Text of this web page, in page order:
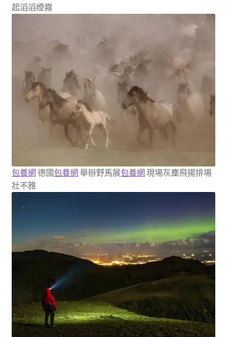
起滔滔煙霧
包養網 德國包養網 舉辦野馬展包養網 現場灰塵飛揚排場
壯不雅